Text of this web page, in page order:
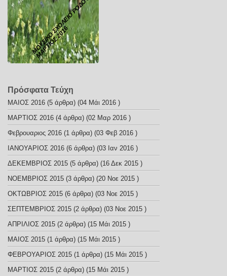
ΜΟΥΣΙΚΟ ΣΧΟΛΕΙΟ ΡΟΔΟΥ
ΜΑΡΤΙΟΣ 2016
Πρόσφατα Τεύχη
ΜΑΙΟΣ 2016 (5 άρθρα) (04 Μάι 2016 )
ΜΑΡΤΙΟΣ 2016 (4 άρθρα) (02 Μαρ 2016 )
Φεβρουαριος 2016 (1 άρθρα) (03 Φεβ 2016 )
ΙΑΝΟΥΑΡΙΟΣ 2016 (6 άρθρα) (03 Ιαν 2016 )
ΔΕΚΕΜΒΡΙΟΣ 2015 (5 άρθρα) (16 Δεκ 2015 )
ΝΟΕΜΒΡΙΟΣ 2015 (3 άρθρα) (20 Νοε 2015 )
ΟΚΤΩΒΡΙΟΣ 2015 (6 άρθρα) (03 Νοε 2015 )
ΣΕΠΤΕΜΒΡΙΟΣ 2015 (2 άρθρα) (03 Νοε 2015 )
ΑΠΡΙΛΙΟΣ 2015 (2 άρθρα) (15 Μάι 2015 )
ΜΑΙΟΣ 2015 (1 άρθρα) (15 Μάι 2015 )
ΦΕΒΡΟΥΑΡΙΟΣ 2015 (1 άρθρα) (15 Μάι 2015 )
ΜΑΡΤΙΟΣ 2015 (2 άρθρα) (15 Μάι 2015 )